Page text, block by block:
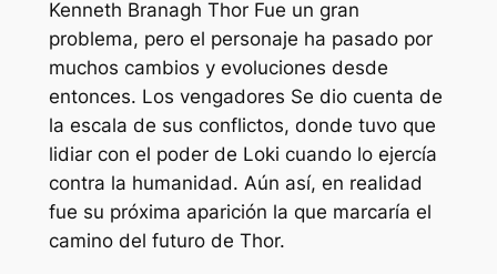
Kenneth Branagh ThorFue un gran
problema, pero el personaje ha pasado por
muchos cambios y evoluciones desde
entonces. Los vengadores Se dio cuenta de
la escala de sus conflictos, donde tuvo que
lidiar con el poder de Loki cuando lo ejercía
contra la humanidad. Aún así, en realidad
fue su próxima aparición la que marcaría el
camino del futuro de Thor.